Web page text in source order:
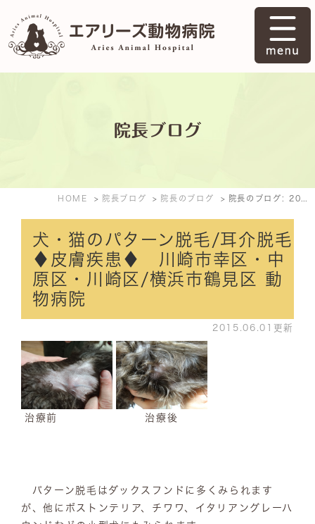
院長ブログ
HOME 院長ブログ 院長のブログ
犬・猫のパターン脱毛/耳介脱毛
♦皮膚疾患♦ 川崎市幸区・中
原区・川崎区/横浜市鶴見区 動
物病院
2015.06.01更新
治療前 治療後
パターン脱毛はダックスフンドに多くみられます
が、他にボストンテリア、チワワ、イタリアングレーハ